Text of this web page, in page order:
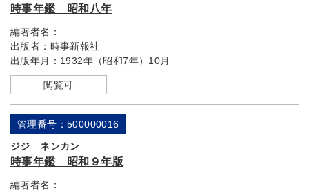
時事年鑑 昭和八年
編著者名：
出版者： 時事新報社
出版年月： 1932年（昭和7年）10月
閲覧可
管理番号：500000016
ジジ ネンカン
時事年鑑 昭和９年版
編著者名：